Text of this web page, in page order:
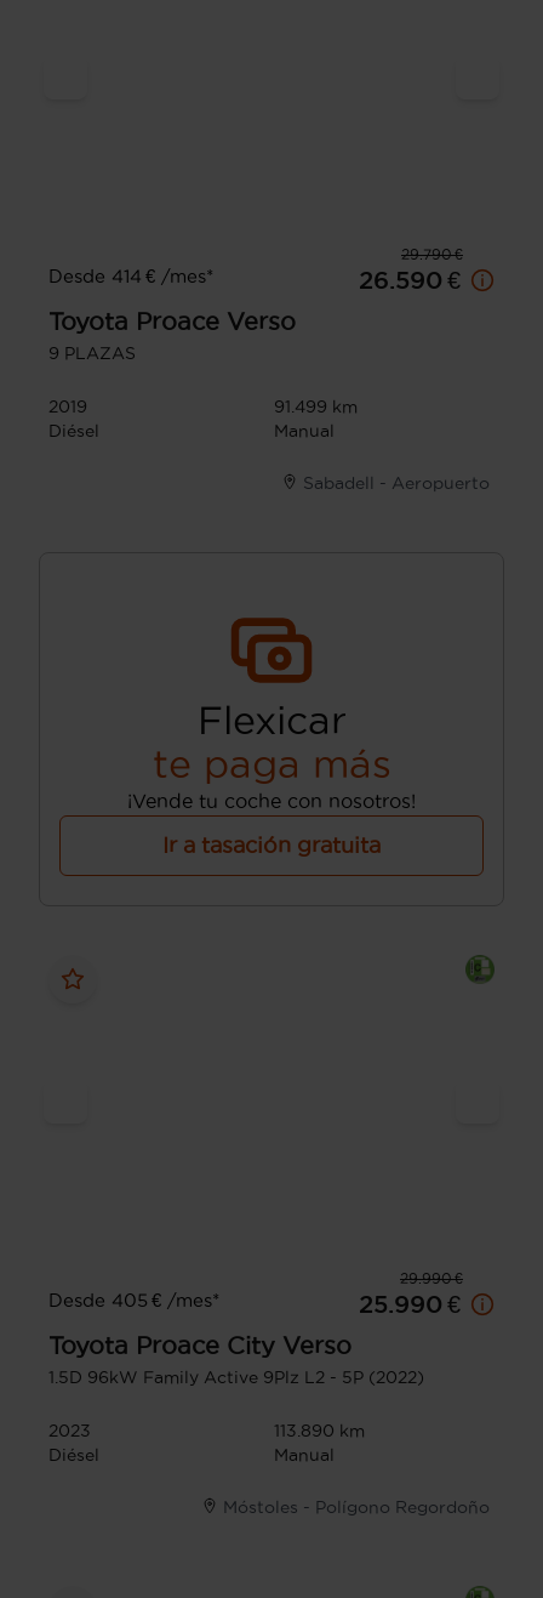
29.790 €
Desde 414 € /mes*
26.590 €
Toyota Proace Verso
9 PLAZAS
2019
91.499 km
Diésel
Manual
Sabadell - Aeropuerto
Flexicar
te paga más
¡Vende tu coche con nosotros!
Ir a tasación gratuita
29.990 €
Desde 405 € /mes*
25.990 €
Toyota Proace City Verso
1.5D 96kW Family Active 9Plz L2 - 5P (2022)
2023
113.890 km
Diésel
Manual
Móstoles - Polígono Regordoño